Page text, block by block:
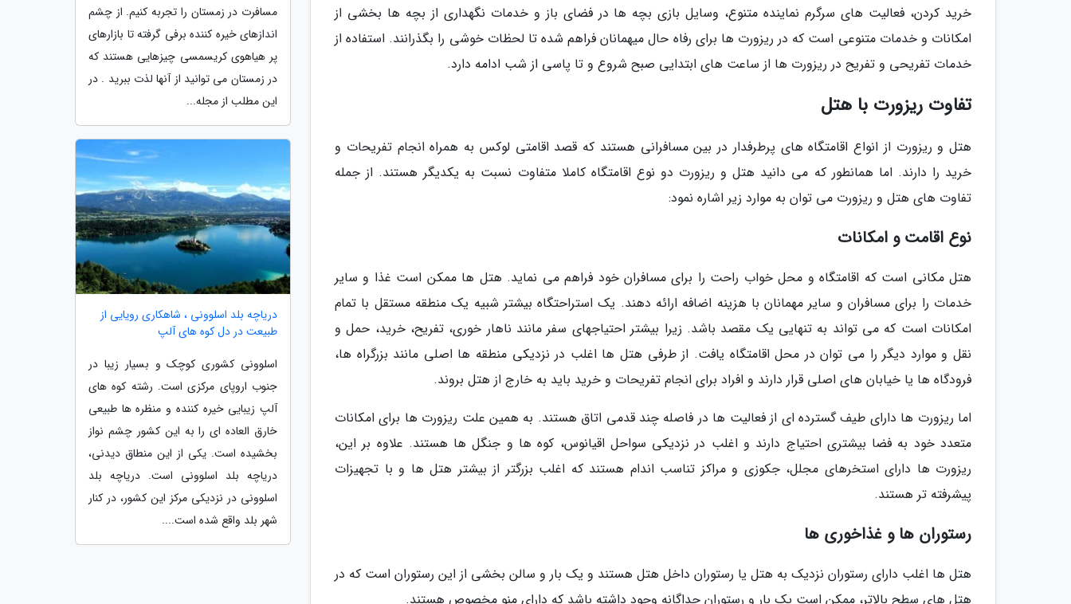
خرید کردن، فعالیت های سرگرم نماینده متنوع، وسایل بازی بچه ها در فضای باز و خدمات نگهداری از بچه ها بخشی از
امکانات و خدمات متنوعی است که در ریزورت ها برای رفاه حال میهمانان فراهم شده تا لحظات خوشی را بگذرانند. استفاده از
خدمات تفریحی و تفریح در ریزورت ها از ساعت های ابتدایی صبح شروع و تا پاسی از شب ادامه دارد.
تفاوت ریزورت با هتل
هتل و ریزورت از انواع اقامتگاه های پرطرفدار در بین مسافرانی هستند که قصد اقامتی لوکس به همراه انجام تفریحات و
خرید را دارند. اما همانطور که می دانید هتل و ریزورت دو نوع اقامتگاه کاملا متفاوت نسبت به یکدیگر هستند. از جمله
تفاوت های هتل و ریزورت می توان به موارد زیر اشاره نمود:
نوع اقامت و امکانات
هتل مکانی است که اقامتگاه و محل خواب راحت را برای مسافران خود فراهم می نماید. هتل ها ممکن است غذا و سایر
خدمات را برای مسافران و سایر مهمانان با هزینه اضافه ارائه دهند. یک استراحتگاه بیشتر شبیه یک منطقه مستقل با تمام
امکانات است که می تواند به تنهایی یک مقصد باشد. زیرا بیشتر احتیاجهای سفر مانند ناهار خوری، تفریح، خرید، حمل و
نقل و موارد دیگر را می توان در محل اقامتگاه یافت. از طرفی هتل ها اغلب در نزدیکی منطقه ها اصلی مانند بزرگراه ها،
فرودگاه ها یا خیابان های اصلی قرار دارند و افراد برای انجام تفریحات و خرید باید به خارج از هتل بروند.
اما ریزورت ها دارای طیف گسترده ای از فعالیت ها در فاصله چند قدمی اتاق هستند. به همین علت ریزورت ها برای امکانات
متعدد خود به فضا بیشتری احتیاج دارند و اغلب در نزدیکی سواحل اقیانوس، کوه ها و جنگل ها هستند. علاوه بر این،
ریزورت ها دارای استخرهای مجلل، جکوزی و مراکز تناسب اندام هستند که اغلب بزرگتر از بیشتر هتل ها و با تجهیزات
پیشرفته تر هستند.
رستوران ها و غذاخوری ها
هتل ها اغلب دارای رستوران نزدیک به هتل یا رستوران داخل هتل هستند و یک بار و سالن بخشی از این رستوران است که در
هتل های سطح بالاتر، ممکن است یک بار و رستوران جداگانه وجود داشته باشد که دارای منو مخصوص هستند.
مسافرت در زمستان را تجربه کنیم. از چشم
اندازهای خیره کننده برفی گرفته تا بازارهای
پر هیاهوی کریسمسی چیزهایی هستند که
در زمستان می توانید از آنها لذت ببرید . در
این مطلب از مجله...
دریاچه بلد اسلوونی ، شاهکاری رویایی از
طبیعت در دل کوه های آلپ
اسلوونی کشوری کوچک و بسیار زیبا در
جنوب اروپای مرکزی است. رشته کوه های
آلپ زیبایی خیره کننده و منظره ها طبیعی
خارق العاده ای را به این کشور چشم نواز
بخشیده است. یکی از این منطاق دیدنی،
دریاچه بلد اسلوونی است. دریاچه بلد
اسلوونی در نزدیکی مرکز این کشور، در کنار
شهر بلد واقع شده است....